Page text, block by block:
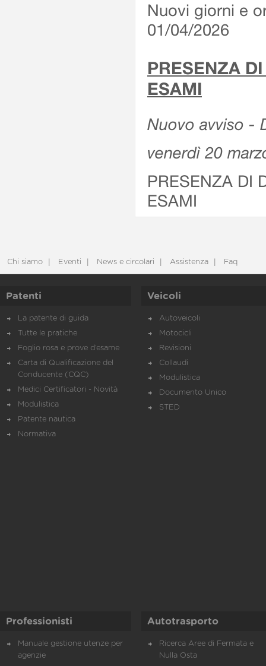
Nuovi giorni e
01/04/2026
PRESENZA
ESAMI
Nuovo avviso -
venerdì 20
PRESENZA DI
ESAMI
Chi siamo Eventi News e circolari Assistenza Faq
Patenti
La patente di guida
Tutte le pratiche
Foglio rosa e prove d’esame
Carta di Qualificazione del
Conducente (CQC)
Medici Certificatori - Novità
Modulistica
Patente nautica
Normativa
Veicoli
Autoveicoli
Motocicli
Revisioni
Collaudi
Modulistica
Documento Unico
STED
Professionisti
Manuale gestione utenze per
agenzie
Autotrasporto
Ricerca Aree di Fermata e
Nulla Osta